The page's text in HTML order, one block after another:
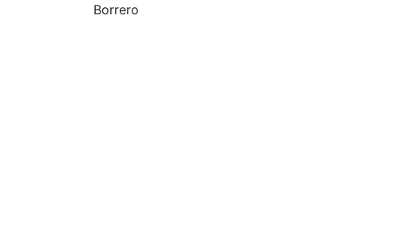
Borrero